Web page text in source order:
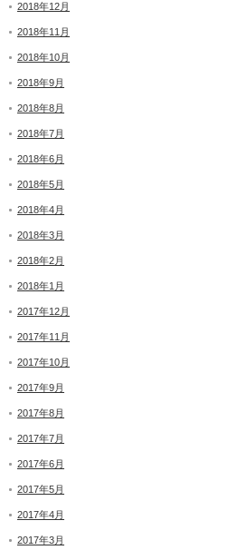
2018年12月
2018年11月
2018年10月
2018年9月
2018年8月
2018年7月
2018年6月
2018年5月
2018年4月
2018年3月
2018年2月
2018年1月
2017年12月
2017年11月
2017年10月
2017年9月
2017年8月
2017年7月
2017年6月
2017年5月
2017年4月
2017年3月